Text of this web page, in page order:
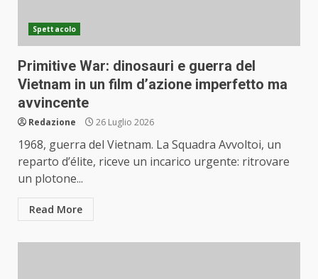
Spettacolo
Primitive War: dinosauri e guerra del
Vietnam in un film d’azione imperfetto ma
avvincente
Redazione 26 Luglio 2026
1968, guerra del Vietnam. La Squadra Avvoltoi, un
reparto d’élite, riceve un incarico urgente: ritrovare
un plotone...
Read More